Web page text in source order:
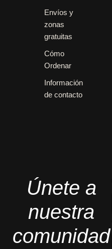
Envíos y
zonas
gratuitas
Cómo
Ordenar
Información
de contacto
Únete a
nuestra
comunidad